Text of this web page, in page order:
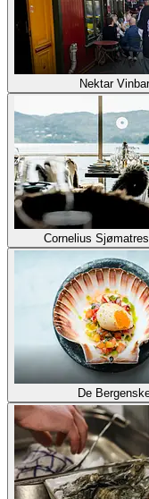
Nektar Vinbar
Cornelius
De